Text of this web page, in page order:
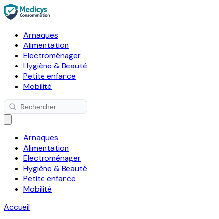
Arnaques
Alimentation
Electroménager
Hygiène & Beauté
Petite enfance
Mobilité
Arnaques
Alimentation
Electroménager
Hygiène & Beauté
Petite enfance
Mobilité
Accueil